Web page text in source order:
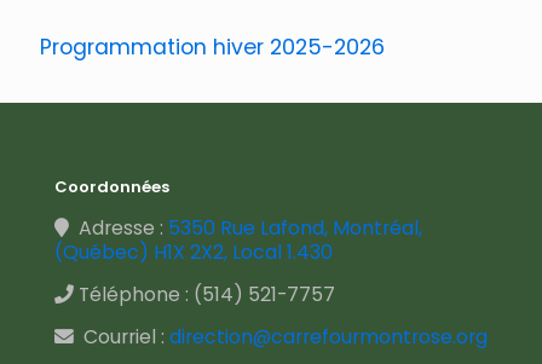
Programmation hiver 2025-2026
Coordonnées
Adresse : 5350 Rue Lafond, Montréal,
(Québec) H1X 2X2, Local 1.430
Téléphone : (514) 521-7757
Courriel : direction@carrefourmontrose.org